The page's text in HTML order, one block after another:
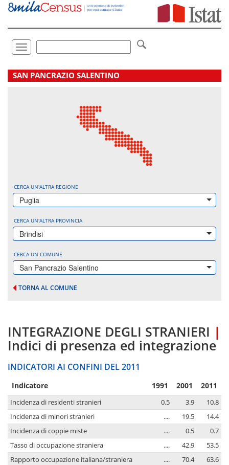
Vai
direttamente
Toggle
navigation
.
SAN PANCRAZIO SALENTINO
CERCA UN'ALTRA REGIONE
Puglia
CERCA UN'ALTRA PROVINCIA
Brindisi
CERCA UN COMUNE
San Pancrazio Salentino
TORNA AL COMUNE
INTEGRAZIONE DEGLI STRANIERI |
Indici di presenza ed integrazione
INDICATORI AI CONFINI DEL 2011
Indicatore 1991 2001 2011
Incidenza di residenti stranieri 0.5 3.9
10.8
Incidenza di minori stranieri
.... 19.5
14.4
Incidenza di coppie miste
.... 0.5
0.7
Tasso di occupazione straniera
.... 42.9
53.5
Rapporto occupazione italiana/straniera
.... 70.4
63.6